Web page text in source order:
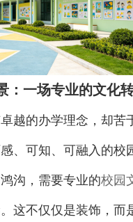
：一场专业的文化
越的办学理念，却苦
、可知、可融入的校
沟，需要专业的校园
这不仅仅是装饰，而